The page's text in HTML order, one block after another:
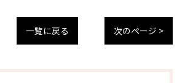
一覧に戻る 次のページ >